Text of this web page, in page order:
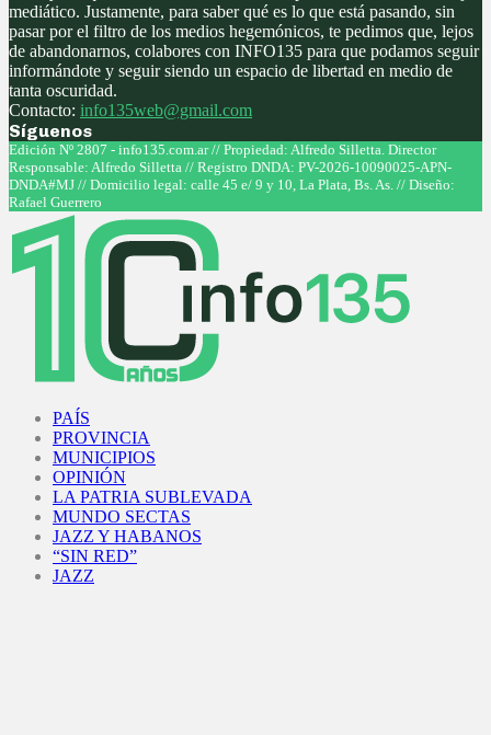
mediático. Justamente, para saber qué es lo que está pasando, sin
pasar por el filtro de los medios hegemónicos, te pedimos que, lejos
de abandonarnos, colabores con INFO135 para que podamos seguir
informándote y seguir siendo un espacio de libertad en medio de
tanta oscuridad.
Contacto: info135web@gmail.com
Síguenos
Facebook
Twitter
Instagram
Youtube
Edición Nº 2807 - info135.com.ar // Propiedad: Alfredo Silletta. Director
Responsable: Alfredo Silletta // Registro DNDA: PV-2026-10090025-APN-
DNDA#MJ // Domicilio legal: calle 45 e/ 9 y 10, La Plata, Bs. As. // Diseño:
Rafael Guerrero
PAÍS
PROVINCIA
MUNICIPIOS
OPINIÓN
LA PATRIA SUBLEVADA
MUNDO SECTAS
JAZZ Y HABANOS
“SIN RED”
JAZZ